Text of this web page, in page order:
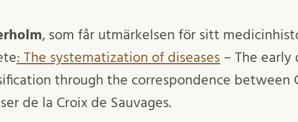
, som får utmärkelsen för sitt
: The systematization of diseases – The
through the correspondence between
de la Croix de Sauvages.